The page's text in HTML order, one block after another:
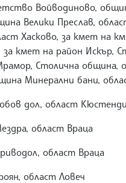
Войводиново,
Велики Преслав,
Хасково, за кмет на
за кмет на район Искър,
Столична община,
Минерални бани,
дол, област
Мездра, област
област
Троян, област